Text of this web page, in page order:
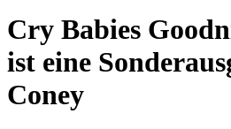
Cry Babies
ist eine
Coney